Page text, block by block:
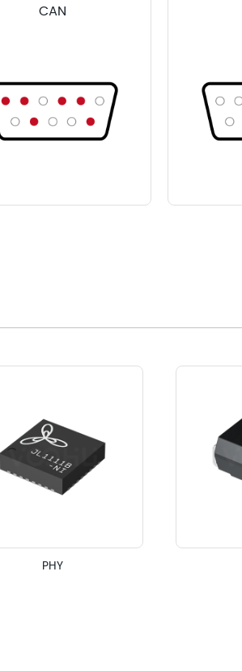
CAN
PHY